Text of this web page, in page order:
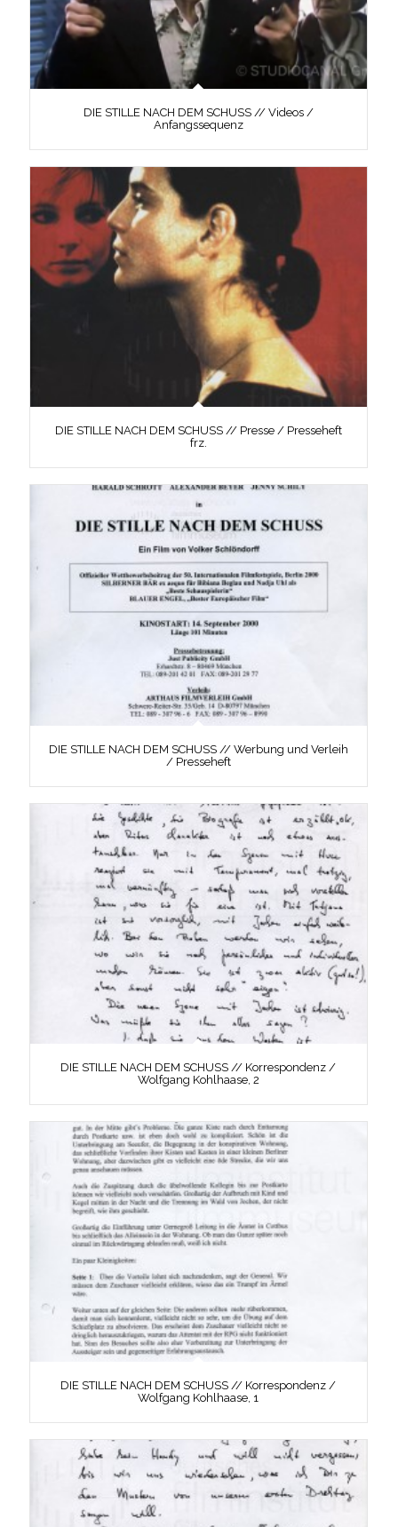
DIE STILLE NACH DEM SCHUSS // Videos /
Anfangssequenz
DIE STILLE NACH DEM SCHUSS // Presse / Presseheft
frz.
DIE STILLE NACH DEM SCHUSS // Werbung und Verleih
/ Presseheft
DIE STILLE NACH DEM SCHUSS // Korrespondenz /
Wolfgang Kohlhaase, 2
DIE STILLE NACH DEM SCHUSS // Korrespondenz /
Wolfgang Kohlhaase, 1